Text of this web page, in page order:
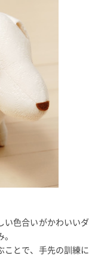
い色合いがかわいいダ
ことで、手先の訓練に